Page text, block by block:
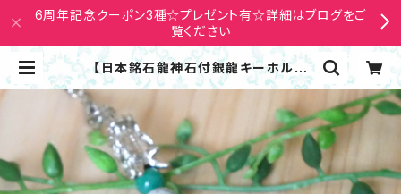
6周年記念クーポン3種☆プレゼント有☆詳細はブログをご
覧ください
【日本銘石龍神石付銀龍キーホルダ
ー】十和田石・八郷雲龍石アパタイト
キャッツアイ静岡水晶・龍紋メノウ開
運 邪気除け | Nana Avarock